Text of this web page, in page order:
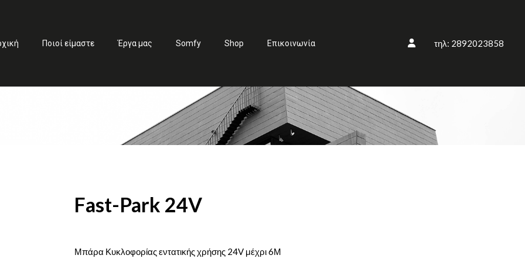
Ποιοί είμαστε Έργα μας Somfy Shop Επικοινωνία τηλ: 2892023858
Fast-Park 24V
Μπάρα Κυκλοφορίας εντατικής χρήσης 24V μέχρι 6Μ